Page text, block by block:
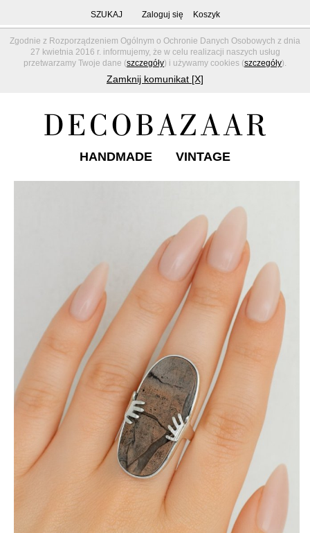
Zgodnie z Rozporządzeniem Ogólnym o Ochronie Danych Osobowych z dnia
27 kwietnia 2016 r. informujemy, że w celu realizacji naszych usług
przetwarzamy Twoje dane (szczegóły) i używamy cookies (szczegóły).
Zamknij komunikat [X]
SZUKAJ Zaloguj się Koszyk
HANDMADE VINTAGE